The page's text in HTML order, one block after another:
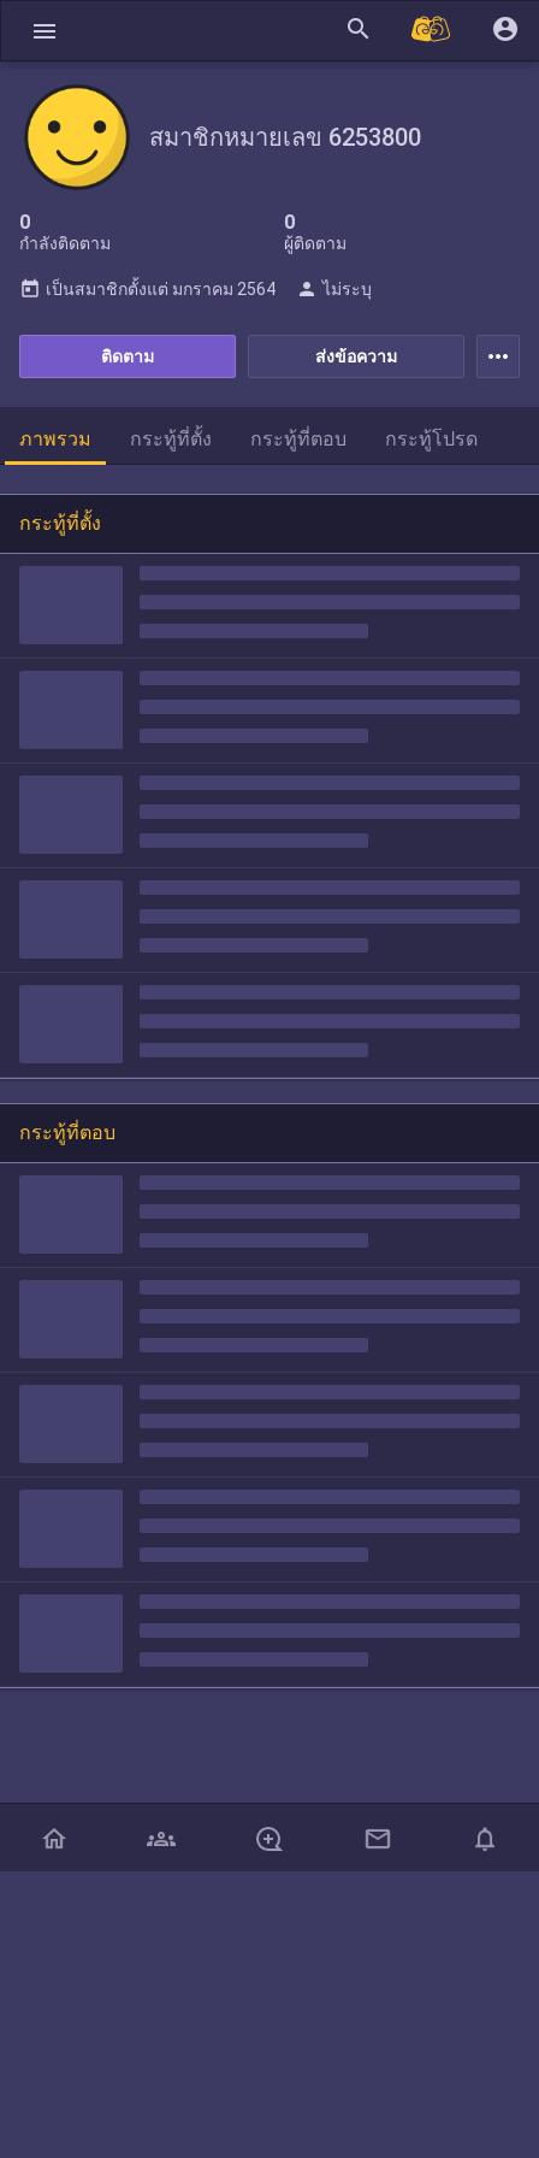
menu search account_circle
สมาชิกหมายเลข 6253800
0
กำลังติดตาม
0
ผู้ติดตาม
ส่งข้อความ
ติดตาม
today เป็นสมาชิกตั้งแต่ มกราคม 2564 person ไม่ระบุ
more_horiz
ภาพรวม กระทู้ที่ตั้ง กระทู้ที่ตอบ กระทู้โปรด
กระทู้ที่ตั้ง
กระทู้ที่ตอบ